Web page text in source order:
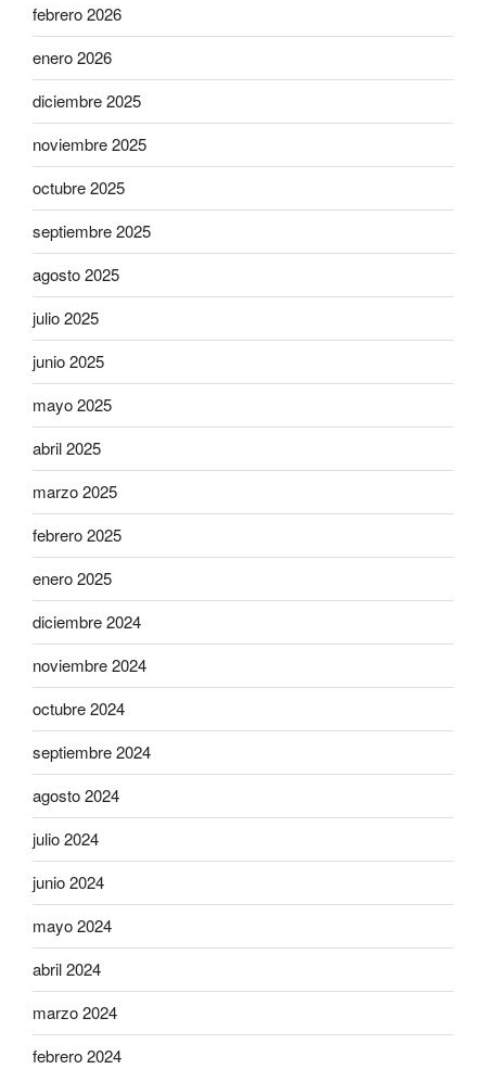
febrero 2026
enero 2026
diciembre 2025
noviembre 2025
octubre 2025
septiembre 2025
agosto 2025
julio 2025
junio 2025
mayo 2025
abril 2025
marzo 2025
febrero 2025
enero 2025
diciembre 2024
noviembre 2024
octubre 2024
septiembre 2024
agosto 2024
julio 2024
junio 2024
mayo 2024
abril 2024
marzo 2024
febrero 2024